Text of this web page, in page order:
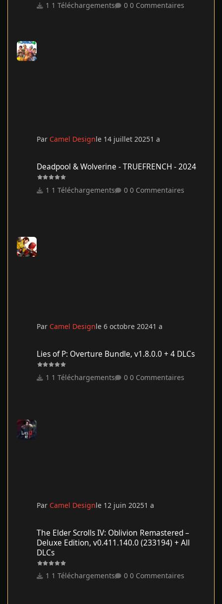
1 Téléchargements 0 Commentaires
Par Camel Designle 14 juillet 20251 a
Deadpool & Wolverine - TRUEFRENCH - 2024
1 Téléchargements 0 Commentaires
Par Camel Designle 6 octobre 20241 a
Lies of P: Overture Bundle, v1.8.0.0 + 4 DLCs
1 Téléchargements 0 Commentaires
Par Camel Designle 12 juin 20251 a
The Elder Scrolls IV: Oblivion Remastered –
Deluxe Edition, v0.411.140.0 (233194) + All
DLCs
1 Téléchargements 0 Commentaires